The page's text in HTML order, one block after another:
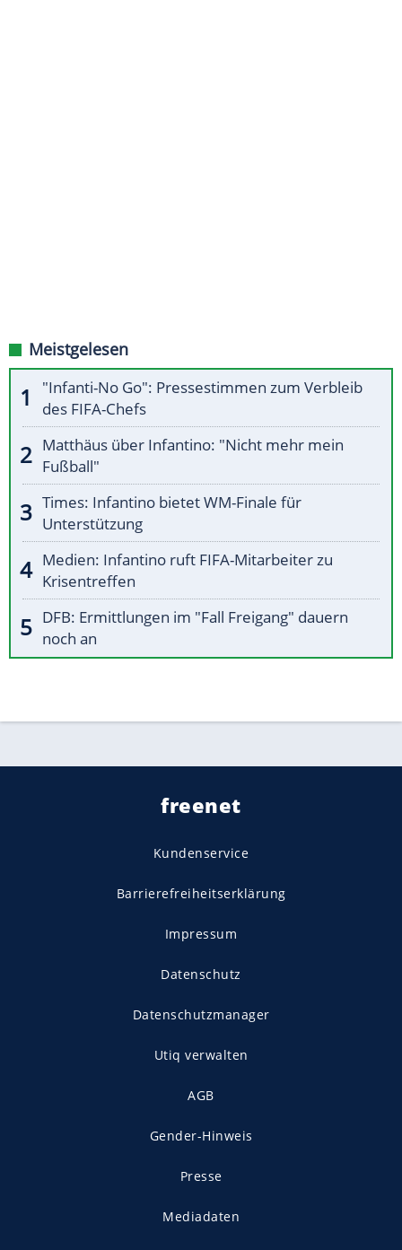
Meistgelesen
"Infanti-No Go": Pressestimmen zum Verbleib
des FIFA-Chefs
Matthäus über Infantino: "Nicht mehr mein
Fußball"
Times: Infantino bietet WM-Finale für
Unterstützung
Medien: Infantino ruft FIFA-Mitarbeiter zu
Krisentreffen
DFB: Ermittlungen im "Fall Freigang" dauern
noch an
freenet
Kundenservice
Barrierefreiheitserklärung
Impressum
Datenschutz
Datenschutzmanager
Utiq verwalten
AGB
Gender-Hinweis
Presse
Mediadaten